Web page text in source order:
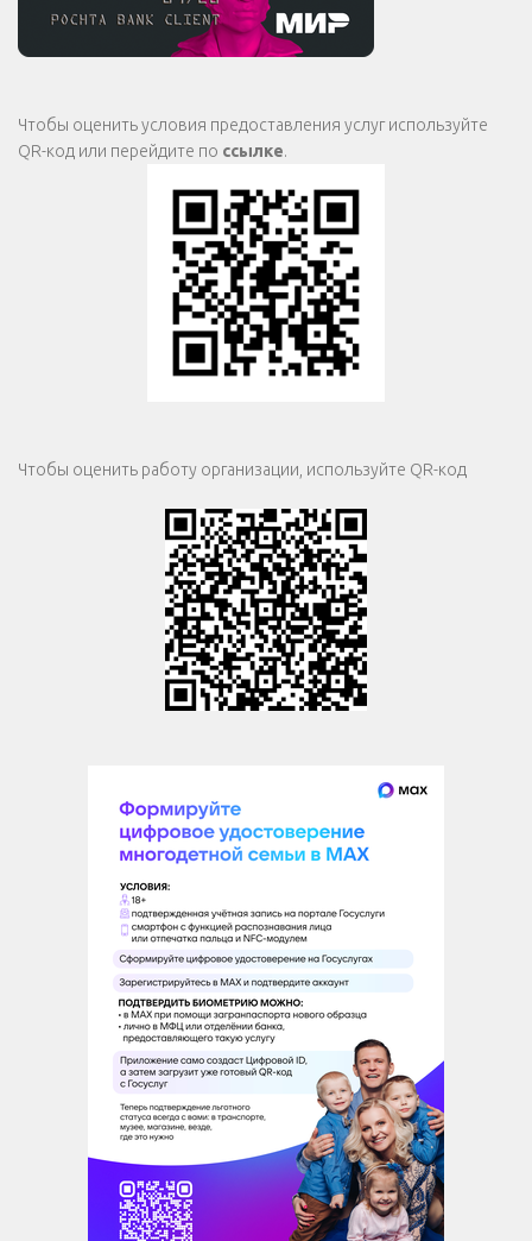
Чтобы оценить условия предоставления услуг используйте
QR-код или перейдите по ссылке.
Чтобы оценить работу организации, используйте QR-код